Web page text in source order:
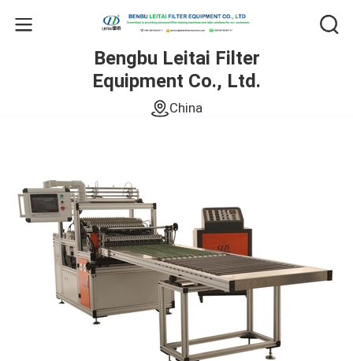
Bengbu Leitai Filter
Equipment Co., Ltd.
China